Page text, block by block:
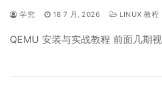
学究 18 7 月, 2026 LINUX 教程
QEMU 安装与实战教程 前面几期